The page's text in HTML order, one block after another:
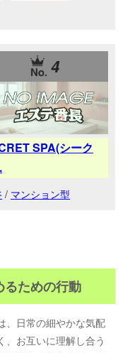
4
SPA(シーク
/ マンション型
るための行動
、日常の細やかな気配
、お互いに理解し合う